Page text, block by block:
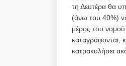
τη Δευτέρα θα
(άνω του 40%)
μέρος του
καταγράφονται,
κατρακυλήσει